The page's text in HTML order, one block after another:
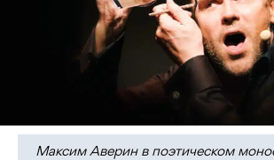
Максим Аверин в поэтическом